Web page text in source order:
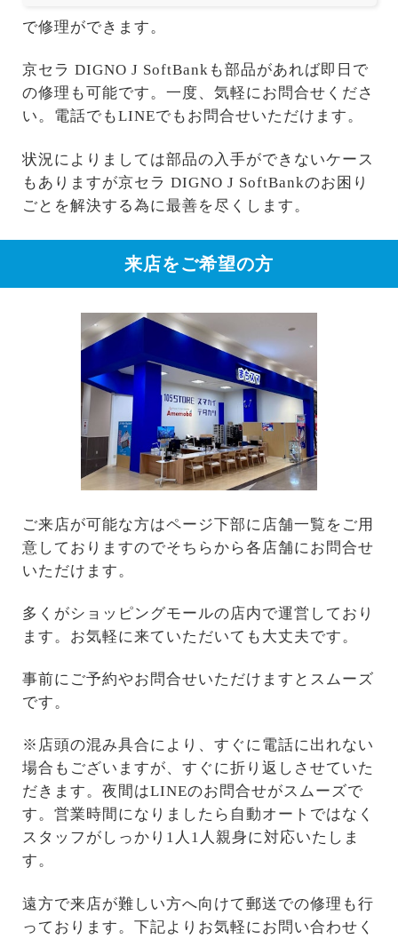
で修理ができます。
京セラ DIGNO J SoftBankも部品があれば即日で
の修理も可能です。一度、気軽にお問合せくださ
い。電話でもLINEでもお問合せいただけます。
状況によりましては部品の入手ができないケース
もありますが京セラ DIGNO J SoftBankのお困り
ごとを解決する為に最善を尽くします。
来店をご希望の方
ご来店が可能な方はページ下部に店舗一覧をご用
意しておりますのでそちらから各店舗にお問合せ
いただけます。
多くがショッピングモールの店内で運営しており
ます。お気軽に来ていただいても大丈夫です。
事前にご予約やお問合せいただけますとスムーズ
です。
※店頭の混み具合により、すぐに電話に出れない
場合もございますが、すぐに折り返しさせていた
だきます。夜間はLINEのお問合せがスムーズで
す。営業時間になりましたら自動オートではなく
スタッフがしっかり1人1人親身に対応いたしま
す。
遠方で来店が難しい方へ向けて郵送での修理も行
っております。下記よりお気軽にお問い合わせく